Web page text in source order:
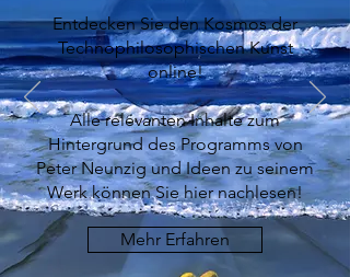
Entdecken Sie den Kosmos der
Technophilosophischen Kunst
online!
Alle relevanten Inhalte zum
Hintergrund des Programms von
Peter Neunzig und Ideen zu seinem
Werk können Sie hier nachlesen!
Mehr Erfahren